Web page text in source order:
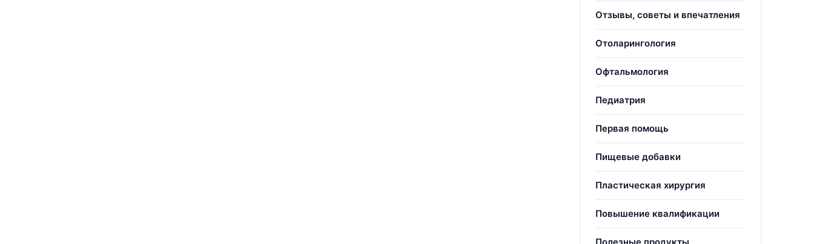
Отзывы, советы и впечатления
Отоларингология
Офтальмология
Педиатрия
Первая помощь
Пищевые добавки
Пластическая хирургия
Повышение квалификации